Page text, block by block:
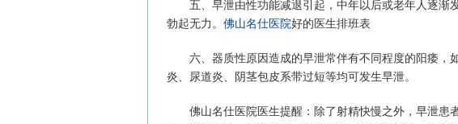
五、早泄由性功能减退引起，中年以后或老年人逐渐
勃起无力。 佛山名仕医院好的医生排班表
六、器质性原因造成的早泄常伴有不同程度的阳痿，
炎、尿道炎、阴茎包皮系带过短等均可发生早泄。
佛山名仕医院医生提醒：除了射精快慢之外，早泄患